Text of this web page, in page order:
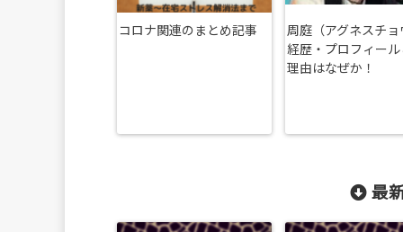
コロナ関連のまとめ記事
周庭（アグネスチョ
経歴・プロフィール
理由はなぜか！
最